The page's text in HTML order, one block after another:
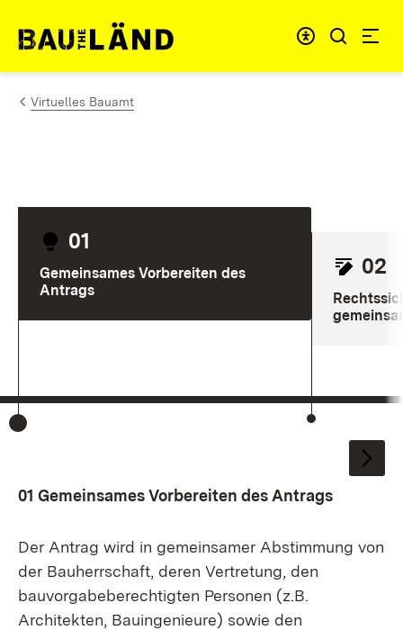
Zum Inhalt springen
Link zur Startseite
Menü für
Virtuelles Bauamt
01
Gemeinsames Vorbereiten des
Antrags
02
:01 Gemeinsames Vorbereiten des Antrags
Der Antrag wird in gemeinsamer Abstimmung von
der Bauherrschaft, deren Vertretung, den
bauvorgabeberechtigten Personen (z.B.
Architekten, Bauingenieure) sowie den